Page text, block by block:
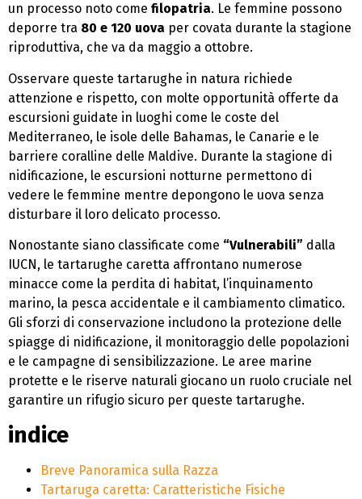
un processo noto come filopatria. Le femmine possono
deporre tra 80 e 120 uova per covata durante la stagione
riproduttiva, che va da maggio a ottobre.
Osservare queste tartarughe in natura richiede
attenzione e rispetto, con molte opportunità offerte da
escursioni guidate in luoghi come le coste del
Mediterraneo, le isole delle Bahamas, le Canarie e le
barriere coralline delle Maldive. Durante la stagione di
nidificazione, le escursioni notturne permettono di
vedere le femmine mentre depongono le uova senza
disturbare il loro delicato processo.
Nonostante siano classificate come “Vulnerabili” dalla
IUCN, le tartarughe caretta affrontano numerose
minacce come la perdita di habitat, l’inquinamento
marino, la pesca accidentale e il cambiamento climatico.
Gli sforzi di conservazione includono la protezione delle
spiagge di nidificazione, il monitoraggio delle popolazioni
e le campagne di sensibilizzazione. Le aree marine
protette e le riserve naturali giocano un ruolo cruciale nel
garantire un rifugio sicuro per queste tartarughe.
indice
Breve Panoramica sulla Razza
Tartaruga caretta: Caratteristiche Fisiche